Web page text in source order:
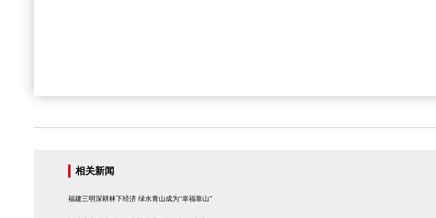
相关新闻
福建三明深耕林下经济 绿水青山成为“幸福靠山”